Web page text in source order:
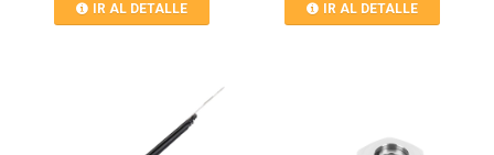
IR AL DETALLE IR AL DETALLE